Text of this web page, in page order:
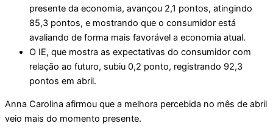
presente da economia, avançou 2,1 pontos, atingindo
85,3 pontos, e mostrando que o consumidor está
avaliando de forma mais favorável a economia atual.
O IE, que mostra as expectativas do consumidor com
relação ao futuro, subiu 0,2 ponto, registrando 92,3
pontos em abril.
Anna Carolina afirmou que a melhora percebida no mês de abril
veio mais do momento presente.